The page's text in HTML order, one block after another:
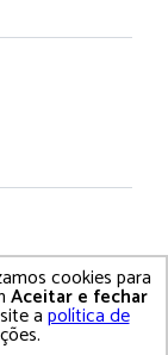
reservados
de Uso
cookies para
Aceitar e fechar
apolítica de